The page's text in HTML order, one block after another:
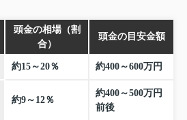
頭金の相場（割
合）
頭金の目安金額
約15～20％ 約400～600万円
約9～12％
約400～500万円
前後